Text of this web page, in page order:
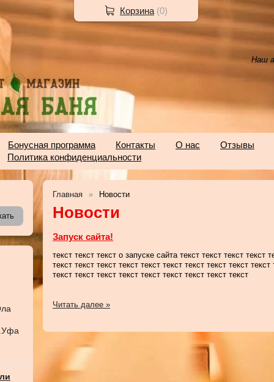
Наш
Бонусная программа Контакты О нас
Отзывы
Политика конфиденциальности
Главная Новости
Новости
Запуск сайта!
текст текст текст о запуске сайта текст текст текст текст
текст текст текст текст текст текст текст текст текст
текст текст текст текст текст текст текст текст текст
Читать далее »
Корзина (0)